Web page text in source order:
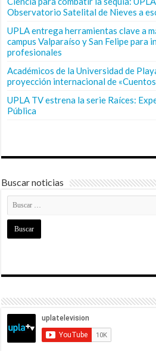
Observatorio Satelital de Nieves a
UPLA entrega herramientas clave a
campus Valparaíso y San Felipe para
profesionales
Académicos de la Universidad de
proyección internacional de
UPLA TV estrena la serie Raíces:
Pública
Buscar noticias